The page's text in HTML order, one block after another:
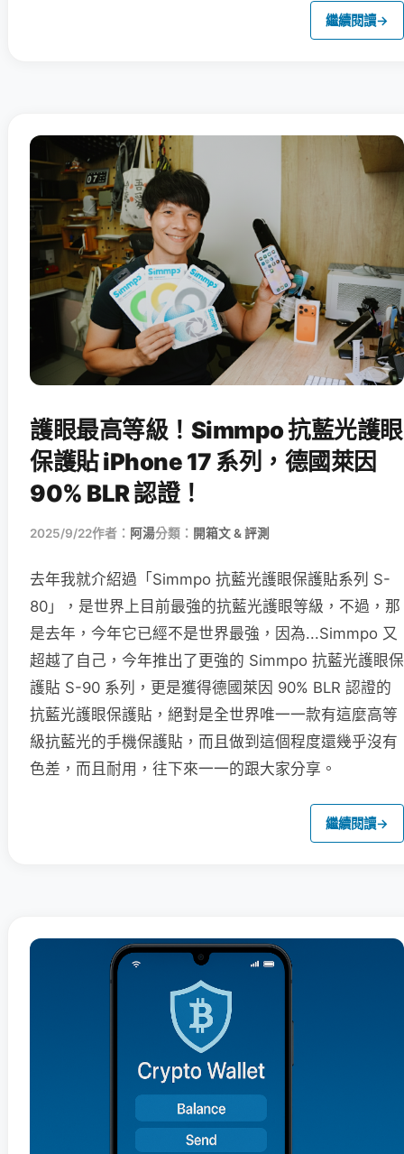
繼續閱讀→
護眼最高等級！Simmpo 抗藍光護眼
保護貼 iPhone 17 系列，德國萊因
90% BLR 認證！
2025/9/22作者： 阿湯分類： 開箱文 & 評測
去年我就介紹過「Simmpo 抗藍光護眼保護貼系列 S-
80」，是世界上目前最強的抗藍光護眼等級，不過，那
是去年，今年它已經不是世界最強，因為...Simmpo 又
超越了自己，今年推出了更強的 Simmpo 抗藍光護眼保
護貼 S-90 系列，更是獲得德國萊因 90% BLR 認證的
抗藍光護眼保護貼，絕對是全世界唯一一款有這麼高等
級抗藍光的手機保護貼，而且做到這個程度還幾乎沒有
色差，而且耐用，往下來一一的跟大家分享。
繼續閱讀→